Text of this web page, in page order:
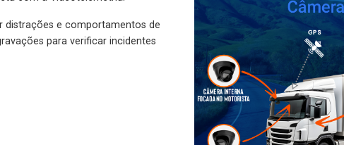
distrações e comportamentos de
para verificar incidentes